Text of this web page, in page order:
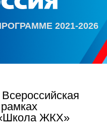
2021-2026
«Школа ЖКХ»